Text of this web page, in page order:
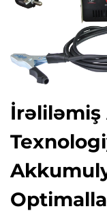
İrəliləmiş